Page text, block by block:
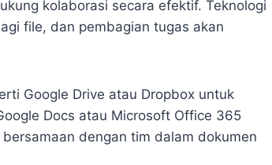
kolaborasi secara efektif. Teknologi
file, dan pembagian tugas akan
Google Drive atau Dropbox untuk
Docs atau Microsoft Office 365
dengan tim dalam dokumen